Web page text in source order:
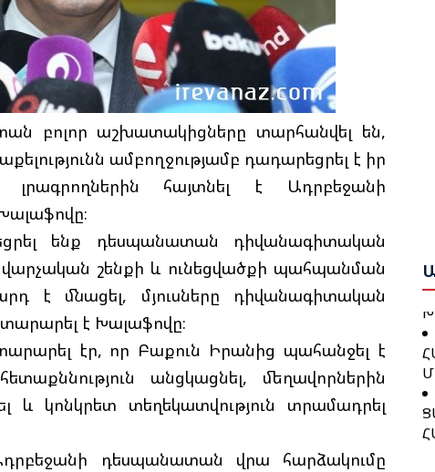
բոլոր աշխատակիցները տարհանվել են,
ամբողջությամբ դադարեցրել է իր
լրագրողներին հայտնել է Ադրբեջանի
ենք դեսպանատան դիվանագիտական
վարչական շենքի և ունեցվածքի պահպանման
է մնացել, մյուսները դիվանագիտական
է Խալաֆովը։
էր, որ Բաքուն Իրանից պահանջել է
անցկացնել, մեղավորներին
և կոնկրետ տեղեկատվություն տրամադրել
դեսպանատան վրա հարձակումը